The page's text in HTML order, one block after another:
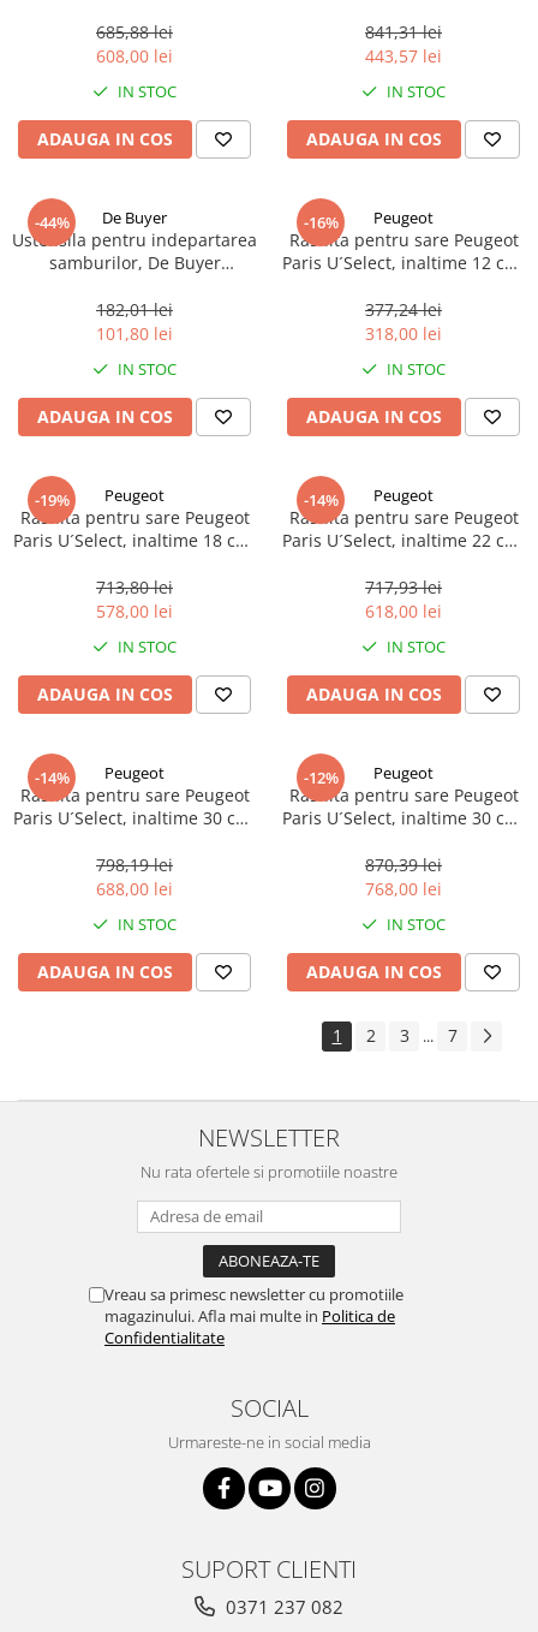
685,88 lei
608,00 lei
IN STOC
ADAUGA IN COS
841,31 lei
443,57 lei
IN STOC
ADAUGA IN COS
-44% De Buyer
Ustensila pentru indepartarea
samburilor, De Buyer
lungime, otel
inoxidabil/plastic portocaliu, 1
182,01 lei
101,80 lei
IN STOC
ADAUGA IN COS
-16% Peugeot
Rasnita pentru sare Peugeot
Paris U´Select, inaltime 12 cm,
377,24 lei
318,00 lei
IN STOC
ADAUGA IN COS
-19% Peugeot
Rasnita pentru sare Peugeot
Paris U´Select, inaltime 18 cm,
buc
713,80 lei
578,00 lei
IN STOC
ADAUGA IN COS
-14% Peugeot
Rasnita pentru sare Peugeot
Paris U´Select, inaltime 22 cm,
buc
717,93 lei
618,00 lei
IN STOC
ADAUGA IN COS
-14% Peugeot
Rasnita pentru sare Peugeot
Paris U´Select, inaltime 30 cm,
798,19 lei
688,00 lei
IN STOC
ADAUGA IN COS
-12% Peugeot
Rasnita pentru sare Peugeot
Paris U´Select, inaltime 30 cm,
buc
870,39 lei
768,00 lei
IN STOC
ADAUGA IN COS
1 2 3 ... 7
NEWSLETTER
Nu rata ofertele si promotiile noastre
Vreau sa primesc newsletter cu promotiile
magazinului. Afla mai multe in Politica de
Confidentialitate
SOCIAL
Urmareste-ne in social media
SUPORT CLIENTI
0371 237 082